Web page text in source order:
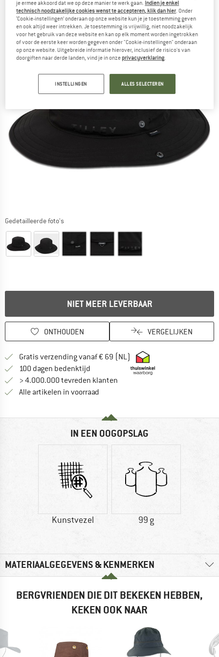
Gedetailleerde foto's
NIET MEER LEVERBAAR
ONTHOUDEN VERGELIJKEN
Gratis verzending vanaf € 69 (NL) Vind hier de
100 dagen bedenktijd Vind de betalingsinformatie hier!
> 4.000.000 tevreden klanten
Alle artikelen in voorraad
IN EEN OOGOPSLAG
Kunstvezel 99 g
MATERIAALGEGEVENS & KENMERKEN
BERGVRIENDEN DIE DIT BEKEKEN HEBBEN,
KEKEN OOK NAAR
je ermee akkoord dat we op deze manier te werk gaan. Indien je enkel
technisch noodzakelijke cookies wenst te accepteren, klik dan hier . Onder
‘Cookie-instellingen’ onderaan op onze website kun je je toestemming geven
en ook altijd weer intrekken. Je toestemming is vrijwillig, niet noodzakelijk
voor het gebruik van deze website en kan op elk moment worden ingetrokken
of voor de eerste keer worden gegeven onder "Cookie-instellingen" onderaan
op onze website. Uitgebreide informatie hierover, inclusief de risico's van
doorgiften naar derde landen, vind je in onze privacyverklaring
INSTELLINGEN ALLES SELECTEREN